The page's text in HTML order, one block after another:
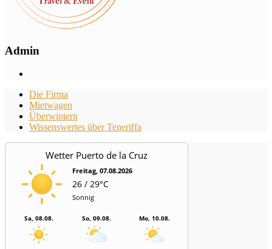
Admin
Die Firma
Mietwagen
Überwintern
Wissenswertes über Teneriffa
Wetter Puerto de la Cruz
Freitag, 07.08.2026
26 / 29°C
Sonnig
Sa, 08.08. So, 09.08. Mo, 10.08.